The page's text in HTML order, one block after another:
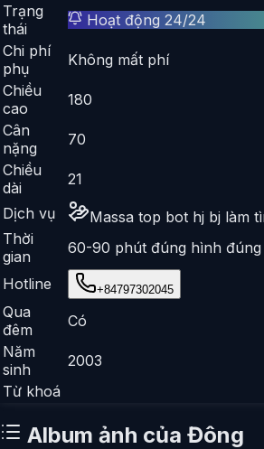
Trạng
thái
Hoạt động 24/24
Chi phí
phụ
Không mất phí
Chiều
cao
180
Cân
nặng
70
Chiều
dài
21
Dịch vụ
Massa top bot hj bj làm
Thời
gian
60-90 phút đúng hình đúng
Hotline
+84797302045
Qua
đêm
Có
Năm
sinh
2003
Từ khoá
Album ảnh của Đông